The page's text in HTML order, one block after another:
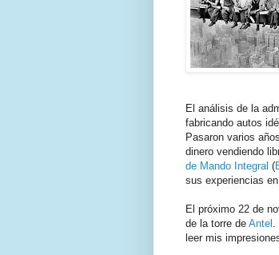
El análisis de la
fabricando autos
Pasaron varios
dinero vendiendo
de Mando Integral (
sus experiencias
El próximo 22 de
de la torre de Antel
leer mis